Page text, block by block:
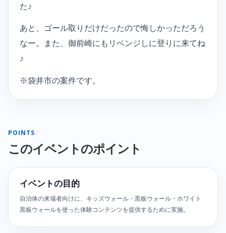
た♪
あと、ゴール取りだけだったので悔しかっただろう
なー。また、御前崎にもリベンジしに登りに来てね
♪
※袋井市の案件です。
POINTS
このイベントのポイント
イベントの目的
自治体の来場者向けに、キッズウォール・黒板ウォール・ホワイト
黒板ウォールを使った体験コンテンツを提供するために実施。